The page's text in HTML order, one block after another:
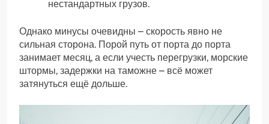
нестандартных грузов.
Однако минусы очевидны – скорость явно не
сильная сторона. Порой путь от порта до порта
занимает месяц, а если учесть перегрузки, морские
штормы, задержки на таможне – всё может
затянуться ещё дольше.